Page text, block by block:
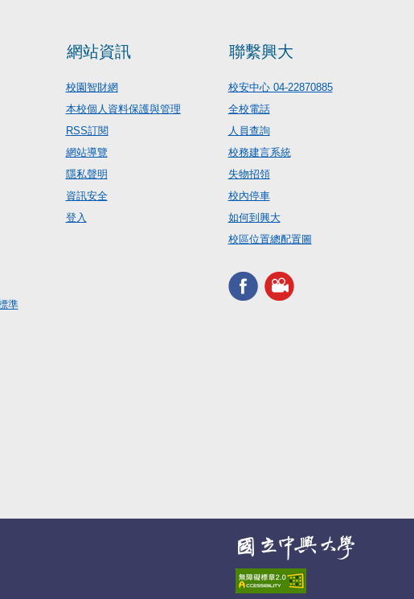
準
網站資訊
校園智財網
本校個人資料保護與管理
RSS訂閱
網站導覽
隱私聲明
資訊安全
登入
聯繫興大
校安中心 04-22870885
全校電話
人員查詢
校務建言系統
失物招領
校內停車
如何到興大
校區位置總配置圖